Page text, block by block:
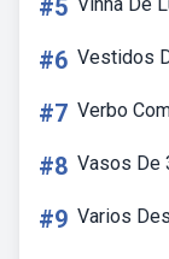
#5
#6 Vestidos
#7 Verbo
#8 Vasos De
#9 Varios